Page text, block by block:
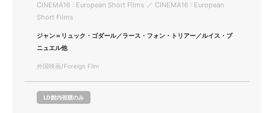
CINEMA16 : European Short Films ／ CINEMA16 : European
Short Films
ジャン＝リュック・ゴダール／ラース・フォン・トリアー／ルイス・ブ
ニュエル他
外国映画/Foreign Film
LD館内視聴のみ